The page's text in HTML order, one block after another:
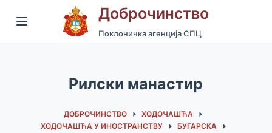
S
Доброчинство
Поклоничка агенција СПЦ
Рилски манастир
ДОБРОЧИНСТВО
ХОДОЧАШЋА
ХОДОЧАШЋА У ИНОСТРАНСТВУ
БУГАРСКА